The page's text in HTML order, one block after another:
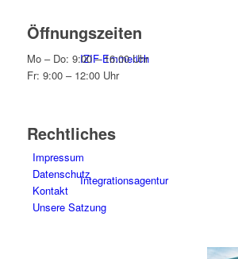
IZIF-Emmerich
Integrationsagentur
Öffnungszeiten
Mo – Do: 9:00 – 16:00 Uhr
Fr: 9:00 – 12:00 Uhr
Rechtliches
Impressum
Datenschutz
Kontakt
Unsere Satzung